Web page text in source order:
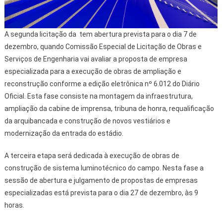
A segunda licitação da tem abertura prevista para o dia 7 de
dezembro, quando Comissão Especial de Licitação de Obras e
Serviços de Engenharia vai avaliar a proposta de empresa
especializada para a execução de obras de ampliação e
reconstrução conforme a edição eletrônica nº 6.012 do Diário
Oficial. Esta fase consiste na montagem da infraestrutura,
ampliação da cabine de imprensa, tribuna de honra, requalificação
da arquibancada e construção de novos vestiários e
modernização da entrada do estádio.
A terceira etapa será dedicada à execução de obras de
construção de sistema luminotécnico do campo. Nesta fase a
sessão de abertura e julgamento de propostas de empresas
especializadas está prevista para o dia 27 de dezembro, às 9
horas.